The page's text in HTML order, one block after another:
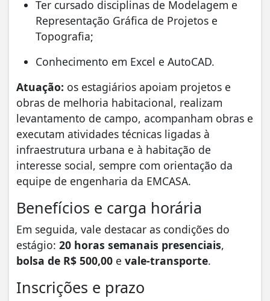
Ter cursado disciplinas de Modelagem e
Representação Gráfica de Projetos e
Topografia;
Conhecimento em Excel e AutoCAD.
Atuação: os estagiários apoiam projetos e
obras de melhoria habitacional, realizam
levantamento de campo, acompanham obras e
executam atividades técnicas ligadas à
infraestrutura urbana e à habitação de
interesse social, sempre com orientação da
equipe de engenharia da EMCASA.
Benefícios e carga horária
Em seguida, vale destacar as condições do
estágio: 20 horas semanais presenciais,
bolsa de R$ 500,00 e vale-transporte.
Inscrições e prazo